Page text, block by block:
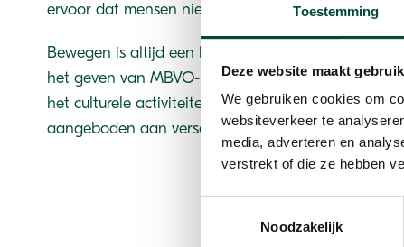
Toestemming
Deze website maakt
We gebruiken cookies om
websiteverkeer te
media, adverteren en
verstrekt of die ze hebben
Noodzakelijk
ervoor dat mensen niet doen wat ze eigenlijk
Bewegen is altijd een leidende draad in mijn leven
het geven van MBVO-les en natuurlijk door steeds
het culturele activiteiten. Met veel plezier heb ik
aangeboden aan verschillende groepen
plassen